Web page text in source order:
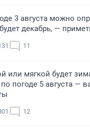
3 августа можно
декабрь, —
11
или мягкой будет
по погоде 5 августа —
12